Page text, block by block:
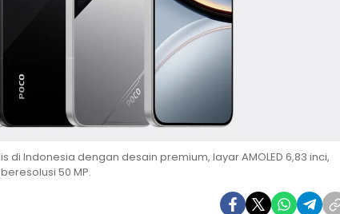
di Indonesia dengan desain premium, layar AMOLED 6,83 inci,
50 MP.